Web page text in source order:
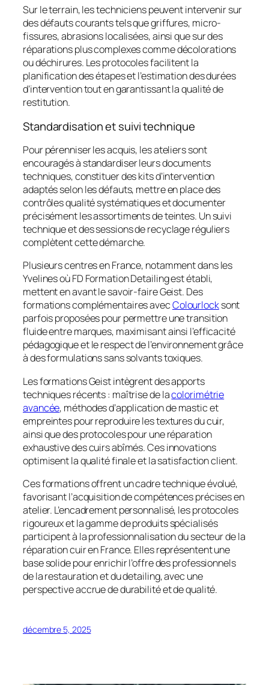
Sur le terrain, les techniciens peuvent intervenir sur
des défauts courants tels que griffures, micro-
fissures, abrasions localisées, ainsi que sur des
réparations plus complexes comme décolorations
ou déchirures. Les protocoles facilitent la
planification des étapes et l’estimation des durées
d’intervention tout en garantissant la qualité de
restitution.
Standardisation et suivi technique
Pour pérenniser les acquis, les ateliers sont
encouragés à standardiser leurs documents
techniques, constituer des kits d’intervention
adaptés selon les défauts, mettre en place des
contrôles qualité systématiques et documenter
précisément les assortiments de teintes. Un suivi
technique et des sessions de recyclage réguliers
complètent cette démarche.
Plusieurs centres en France, notamment dans les
Yvelines où FD Formation Detailing est établi,
mettent en avant le savoir-faire Geist. Des
formations complémentaires avecColourlocksont
parfois proposées pour permettre une transition
fluide entre marques, maximisant ainsi l’efficacité
pédagogique et le respect de l’environnement grâce
à des formulations sans solvants toxiques.
Les formations Geist intègrent des apports
techniques récents : maîtrise de lacolorimétrie
avancée, méthodes d’application de mastic et
empreintes pour reproduire les textures du cuir,
ainsi que des protocoles pour une réparation
exhaustive des cuirs abîmés. Ces innovations
optimisent la qualité finale et la satisfaction client.
Ces formations offrent un cadre technique évolué,
favorisant l’acquisition de compétences précises en
atelier. L’encadrement personnalisé, les protocoles
rigoureux et la gamme de produits spécialisés
participent à la professionnalisation du secteur de la
réparation cuir en France. Elles représentent une
base solide pour enrichir l’offre des professionnels
de la restauration et du detailing, avec une
perspective accrue de durabilité et de qualité.
décembre 5, 2025